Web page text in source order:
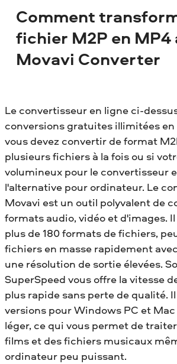
Comment
fichier M2P en MP4
Movavi Converter
Le convertisseur en ligne ci-
conversions gratuites illimitées
vous devez convertir de format
plusieurs fichiers à la fois ou si
volumineux pour le convertisseur
l'alternative pour ordinateur. Le
Movavi est un outil polyvalent de
formats audio, vidéo et d'images.
plus de 180 formats de fichiers,
fichiers en masse rapidement
une résolution de sortie élevées.
SuperSpeed vous offre la vitesse
plus rapide sans perte de qualité.
versions pour Windows PC et
léger, ce qui vous permet de
films et des fichiers musicaux
ordinateur peu puissant.